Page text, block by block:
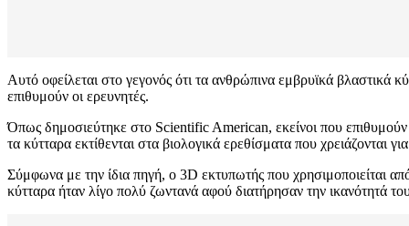
Αυτό οφείλεται στο γεγονός ότι τα ανθρώπινα εμβρυϊκά βλαστικά
επιθυμούν οι ερευνητές.
Όπως δημοσιεύτηκε στο Scientific American, εκείνοι που
τα κύτταρα εκτίθενται στα βιολογικά ερεθίσματα που χρειάζονται
Σύμφωνα με την ίδια πηγή, ο 3D εκτυπωτής που χρησιμοποιείται
κύτταρα ήταν λίγο πολύ ζωντανά αφού διατήρησαν την ικανότητά